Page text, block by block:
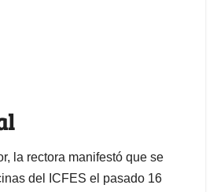
la rectora manifestó que se
del ICFES el pasado 16